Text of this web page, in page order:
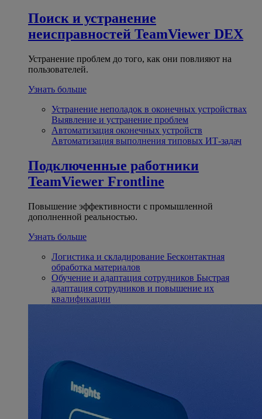
Поиск и устранение
неисправностей TeamViewer DEX
Устранение проблем до того, как они повлияют на
пользователей.
Узнать больше
Устранение неполадок в оконечных устройствах
Выявление и устранение проблем
Автоматизация оконечных устройств
Автоматизация выполнения типовых ИТ-задач
Подключенные работники
TeamViewer Frontline
Повышение эффективности с промышленной
дополненной реальностью.
Узнать больше
Логистика и складирование Бесконтактная
обработка материалов
Обучение и адаптация сотрудников Быстрая
адаптация сотрудников и повышение их
квалификации